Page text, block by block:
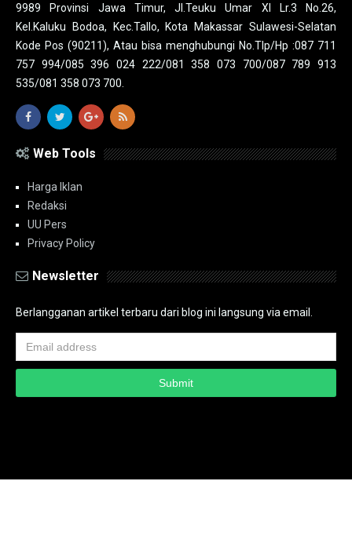
9989 Provinsi Jawa Timur, Jl.Teuku Umar XI Lr.3 No.26,
Kel.Kaluku Bodoa, Kec.Tallo, Kota Makassar Sulawesi-Selatan
Kode Pos (90211), Atau bisa menghubungi No.Tlp/Hp :087 711
757 994/085 396 024 222/081 358 073 700/087 789 913
535/081 358 073 700.
Web Tools
Harga Iklan
Redaksi
UU Pers
Privacy Policy
Newsletter
Berlangganan artikel terbaru dari blog ini langsung via email.